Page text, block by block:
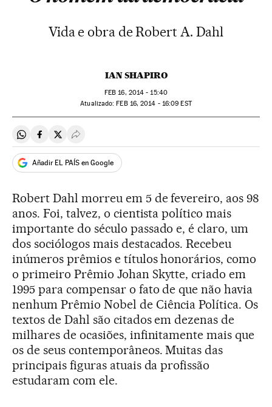
Vida e obra de Robert A. Dahl
IAN SHAPIRO
FEB 16, 2014 - 15:40
atualizado: FEB16, 2014 - 16:09 EST
Compartir en Whatsapp
Compartir en Facebook
Compartir en Twitter
Desplegar Redes Sociales
Añadir EL PAÍS en Google
Robert Dahl morreu em 5 de fevereiro, aos 98
anos. Foi, talvez, o cientista político mais
importante do século passado e, é claro, um
dos sociólogos mais destacados. Recebeu
inúmeros prêmios e títulos honorários, como
o primeiro Prêmio Johan Skytte, criado em
1995 para compensar o fato de que não havia
nenhum Prêmio Nobel de Ciência Política. Os
textos de Dahl são citados em dezenas de
milhares de ocasiões, infinitamente mais que
os de seus contemporâneos. Muitas das
principais figuras atuais da profissão
estudaram com ele.